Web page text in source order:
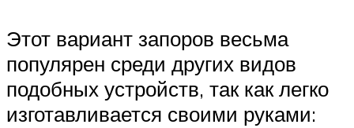
Этот вариант запоров весьма
популярен среди других видов
подобных устройств, так как легко
изготавливается своими руками: